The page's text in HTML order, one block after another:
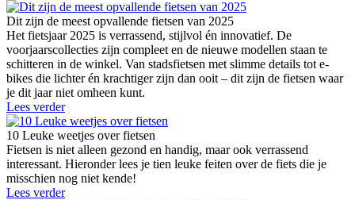
Dit zijn de meest opvallende fietsen van 2025
Het fietsjaar 2025 is verrassend, stijlvol én innovatief. De
voorjaarscollecties zijn compleet en de nieuwe modellen staan te
schitteren in de winkel. Van stadsfietsen met slimme details tot e-
bikes die lichter én krachtiger zijn dan ooit – dit zijn de fietsen waar
je dit jaar niet omheen kunt.
Lees verder
10 Leuke weetjes over fietsen
Fietsen is niet alleen gezond en handig, maar ook verrassend
interessant. Hieronder lees je tien leuke feiten over de fiets die je
misschien nog niet kende!
Lees verder